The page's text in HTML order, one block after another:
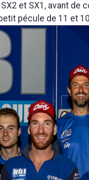
et SX1, avant de
pécule de 11 et